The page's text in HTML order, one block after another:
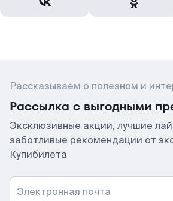
Рассказываем о полезном и
Рассылка с выгодными
Эксклюзивные акции, лучшие
заботливые рекомендации от
Купибилета
Электронная почта